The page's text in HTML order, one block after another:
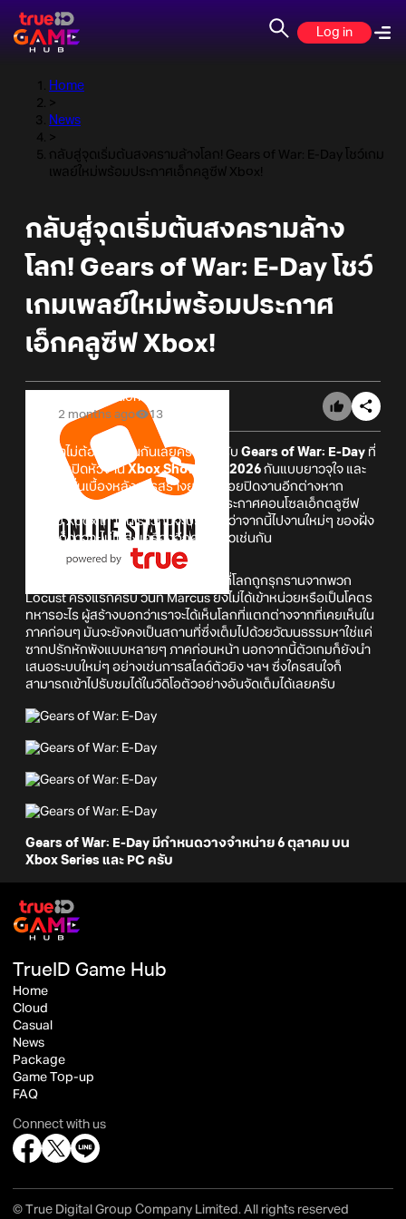
Log in
Home
>
News
>
กลับสู่จุดเริ่มต้นสงครามล้างโลก! Gears of War: E-Day โชว์เกม
เพลย์ใหม่พร้อมประกาศเอ็กคลูซีฟ Xbox!
กลับสู่จุดเริ่มต้นสงครามล้าง
โลก! Gears of War: E-Day โชว์
เกมเพลย์ใหม่พร้อมประกาศ
เอ็กคลูซีฟ Xbox!
Online Station
2 months ago
13
เรียกว่าไม่ต้องรอนานกันเลยครับสำหรับ Gears of War: E-Day ที่
มีทั้งโชว์เปิดหัวงานXbox Showcase 2026 กันแบบยาวจุใจ และ
ยังมีเซสชั่นเบื้องหลังการสร้างยาวๆ คอยปิดงานอีกต่างหาก
นอกจากนี้ Gears of War: E-Day ยังประกาศคอนโซลเอ็กตลูซีฟ
สำหรับ Xbox เท่านั้น ราวกับจะประกาศว่าจากนี้ไปงานใหม่ๆ ของฝั่ง
Xbox ก็อาจจะไม่ไปลงเครื่องอีกค่ายแล้วเช่นกัน
เล่าเรื่องในวันที่โลกถูกรุกรานจากพวก
Locust ครั้งแรกครับ วันที่ Marcus ยังไม่ได้เข้าหน่วยหรือเป็นโคตร
ทหารอะไร ผู้สร้างบอกว่าเราจะได้เห็นโลกที่แตกต่างจากที่เคยเห็นใน
ภาคก่อนๆ มันจะยังคงเป็นสถานที่ซึ่งเต็มไปด้วยวัฒนธรรมหาใช่แค่
ซากปรักหักพังแบบหลายๆ ภาคก่อนหน้า นอกจากนี้ตัวเกมก็ยังนำ
เสนอระบบใหม่ๆ อย่างเช่นการสไลด์ตัวยิง ฯลฯ ซึ่งใครสนใจก็
สามารถเข้าไปรับชมได้ในวิดิโอตัวอย่างอันจัดเต็มได้เลยครับ
Gears of War: E-Day มีกำหนดวางจำหน่าย 6 ตุลาคม บน
Xbox Series และ PC ครับ
TrueID Game Hub
Home
Cloud
Casual
News
Package
Game Top-up
FAQ
Connect with us
© True Digital Group Company Limited. All rights reserved